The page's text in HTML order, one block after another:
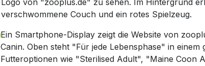
Logo von "zooplus.de" zu sehen. Im Hintergrund
verschwommene Couch und ein rotes Spielzeug.
Ein Smartphone-Display zeigt die Website von
Canin. Oben steht "Für jede Lebensphase" in einem
Futteroptionen wie "Sterilised Adult", "Maine Coon